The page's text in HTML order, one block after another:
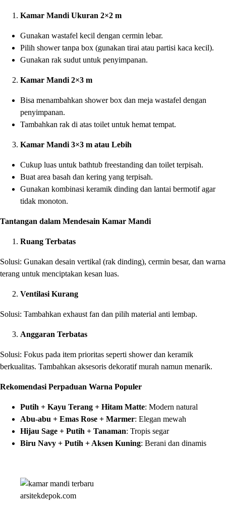
Kamar Mandi Ukuran 2×2 m
Gunakan wastafel kecil dengan cermin lebar.
Pilih shower tanpa box (gunakan tirai atau partisi kaca kecil).
Gunakan rak sudut untuk penyimpanan.
Kamar Mandi 2×3 m
Bisa menambahkan shower box dan meja wastafel dengan
penyimpanan.
Tambahkan rak di atas toilet untuk hemat tempat.
Kamar Mandi 3×3 m atau Lebih
Cukup luas untuk bathtub freestanding dan toilet terpisah.
Buat area basah dan kering yang terpisah.
Gunakan kombinasi keramik dinding dan lantai bermotif agar
tidak monoton.
Tantangan dalam Mendesain Kamar Mandi
Ruang Terbatas
Solusi: Gunakan desain vertikal (rak dinding), cermin besar, dan warna
terang untuk menciptakan kesan luas.
Ventilasi Kurang
Solusi: Tambahkan exhaust fan dan pilih material anti lembap.
Anggaran Terbatas
Solusi: Fokus pada item prioritas seperti shower dan keramik
berkualitas. Tambahkan aksesoris dekoratif murah namun menarik.
Rekomendasi Perpaduan Warna Populer
Putih + Kayu Terang + Hitam Matte: Modern natural
Abu-abu + Emas Rose + Marmer: Elegan mewah
Hijau Sage + Putih + Tanaman: Tropis segar
Biru Navy + Putih + Aksen Kuning: Berani dan dinamis
arsitekdepok.com